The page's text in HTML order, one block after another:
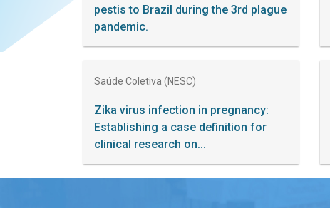
pestis to Brazil during the 3rd plague
pandemic.
Saúde Coletiva (NESC)
Zika virus infection in pregnancy:
Establishing a case definition for
clinical research on...